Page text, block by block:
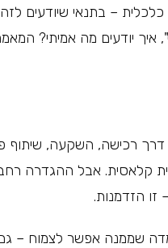
– בתנאי שיודעים
יודעים מה אמיתי?
דרך רכישה, השקעה, שיתוף
קלאסית. אבל ההגדרה
זו הזדמנות.
שממנה אפשר לצמוח –